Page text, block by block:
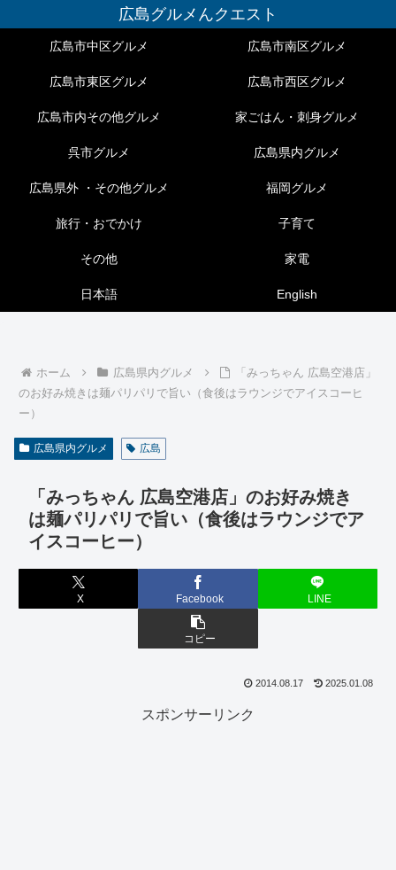
広島グルメんクエスト
広島市中区グルメ 広島市南区グルメ
広島市東区グルメ 広島市西区グルメ
広島市内その他グルメ 家ごはん・刺身グルメ
呉市グルメ 広島県内グルメ
広島県外 ・その他グルメ 福岡グルメ
旅行・おでかけ 子育て
その他 家電
日本語 English
ホーム 広島県内グルメ
「みっちゃん 広島空港店」
のお好み焼きは麺パリパリで旨い（食後はラウンジでアイスコーヒ
ー）
広島県内グルメ 広島
「みっちゃん 広島空港店」のお好み焼き
は麺パリパリで旨い（食後はラウンジでア
イスコーヒー）
X Facebook LINE
コピー
2014.08.17 2025.01.08
スポンサーリンク